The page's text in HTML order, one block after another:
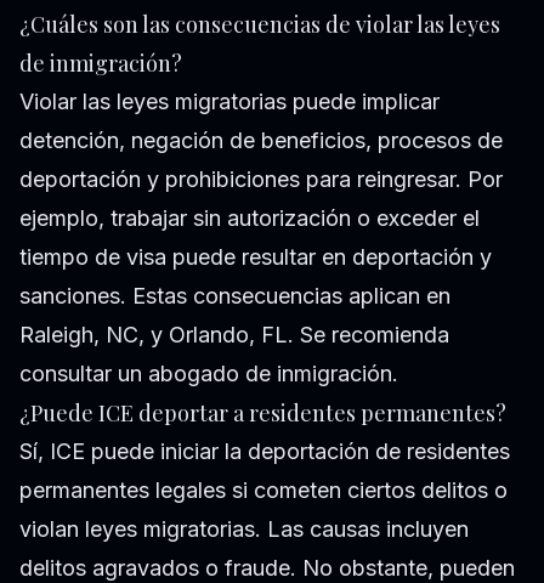
¿Cuáles son las consecuencias de violar las leyes
de inmigración?
Violar las leyes migratorias puede implicar
detención, negación de beneficios, procesos de
deportación y prohibiciones para reingresar. Por
ejemplo, trabajar sin autorización o exceder el
tiempo de visa puede resultar en deportación y
sanciones. Estas consecuencias aplican en
Raleigh, NC, y Orlando, FL. Se recomienda
consultar un abogado de inmigración.
¿Puede ICE deportar a residentes permanentes?
Sí, ICE puede iniciar la deportación de residentes
permanentes legales si cometen ciertos delitos o
violan leyes migratorias. Las causas incluyen
delitos agravados o fraude. No obstante, pueden